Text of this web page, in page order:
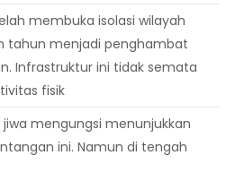
membuka isolasi wilayah
tahun menjadi penghambat
Infrastruktur ini tidak semata
fisik
mengungsi menunjukkan
ini. Namun di tengah